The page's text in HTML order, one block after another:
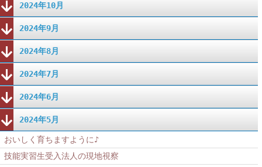
2024年10月
2024年9月
2024年8月
2024年7月
2024年6月
2024年5月
おいしく育ちますように♪
技能実習生受入法人の現地視察